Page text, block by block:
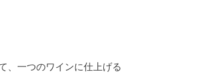
、一つのワインに仕上げる